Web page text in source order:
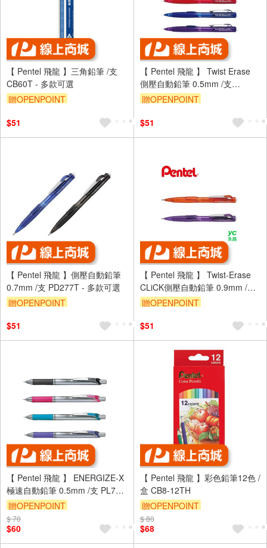
【 Pentel 飛龍 】三角鉛筆 /支
CB60T - 多款可選
贈OPENPOINT
$51
【 Pentel 飛龍 】 Twist Erase
側壓自動鉛筆 0.5mm /支
PD275T - 多款可選
贈OPENPOINT
$51
【 Pentel 飛龍 】側壓自動鉛筆
0.7mm /支 PD277T - 多款可選
贈OPENPOINT
$51
【 Pentel 飛龍 】 Twist-Erase
CLiCK側壓自動鉛筆 0.9mm /支
PD279T - 多款可選
贈OPENPOINT
$51
【 Pentel 飛龍 】 ENERGIZE-X
極速自動鉛筆 0.5mm /支 PL75
筆桿顏色隨機出貨
贈OPENPOINT
$ 70
$60
【 Pentel 飛龍 】彩色鉛筆12色 /
盒 CB8-12TH
贈OPENPOINT
$ 80
$68